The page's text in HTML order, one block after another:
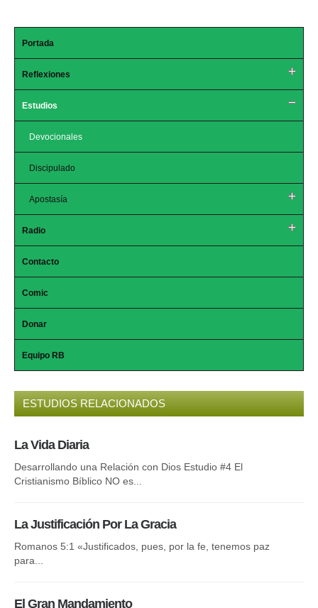
Portada
Reflexiones
Estudios
Devocionales
Discipulado
Apostasía
Radio
Contacto
Comic
Donar
Equipo RB
ESTUDIOS RELACIONADOS
La Vida Diaria
Desarrollando una Relación con Dios Estudio #4 El
Cristianismo Bíblico NO es...
La Justificación Por La Gracia
Romanos 5:1 «Justificados, pues, por la fe, tenemos paz
para...
El Gran Mandamiento